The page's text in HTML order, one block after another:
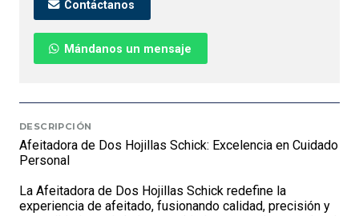
Contáctanos
Mándanos un mensaje
DESCRIPCIÓN
Afeitadora de Dos Hojillas Schick: Excelencia en Cuidado
Personal
La Afeitadora de Dos Hojillas Schick redefine la
experiencia de afeitado, fusionando calidad, precisión y